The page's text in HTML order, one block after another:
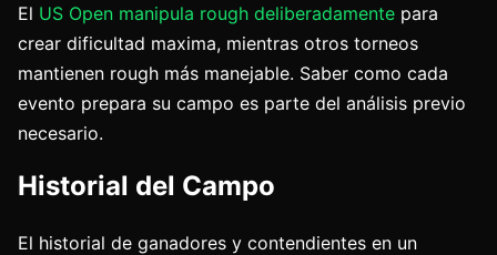
El US Open manipula rough deliberadamente para
crear dificultad maxima, mientras otros torneos
mantienen rough más manejable. Saber como cada
evento prepara su campo es parte del análisis previo
necesario.
Historial del Campo
El historial de ganadores y contendientes en un